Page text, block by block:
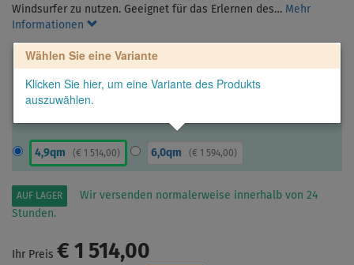
Windsurfer zu nutzen. Geeignet für das Erlernen des… Mehr
Informationen
Wählen Sie eine Variante
Klicken Sie hier, um eine Variante des Produkts
auszuwählen.
4,9qm ( € 1 514,00) 6,0qm (€ 1 594,00)
AUF LAGER
Wir versenden normalerweise innerhalb von 24
Stunden.
Ihr Preis € 1 514,00